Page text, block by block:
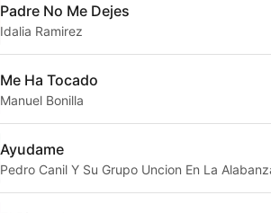
Padre No Me Dejes
Idalia Ramirez
Me Ha Tocado
Manuel Bonilla
Ayudame
Pedro Canil Y Su Grupo Uncion En La